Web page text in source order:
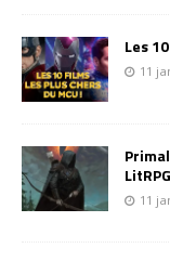
Les
11
LitRPG
11